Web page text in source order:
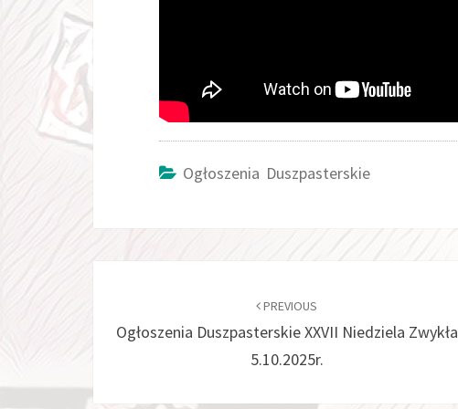
Ogłoszenia Duszpasterskie
PREVIOUS
Ogłoszenia Duszpasterskie XXVII Niedziela Zwykła
5.10.2025r.